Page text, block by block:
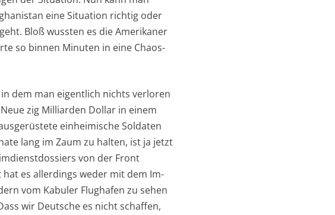
eine Situation richtig oder
Bloß wussten es die Amerikaner
so binnen Minuten in eine Chaos-
dem man eigentlich nichts verloren
zig Milliarden Dollar in einem
einheimische Soldaten
lang im Zaum zu halten, ist ja jetzt
von der Front
es allerdings weder mit dem Im-
vom Kabuler Flughafen zu sehen
wir Deutsche es nicht schaffen,